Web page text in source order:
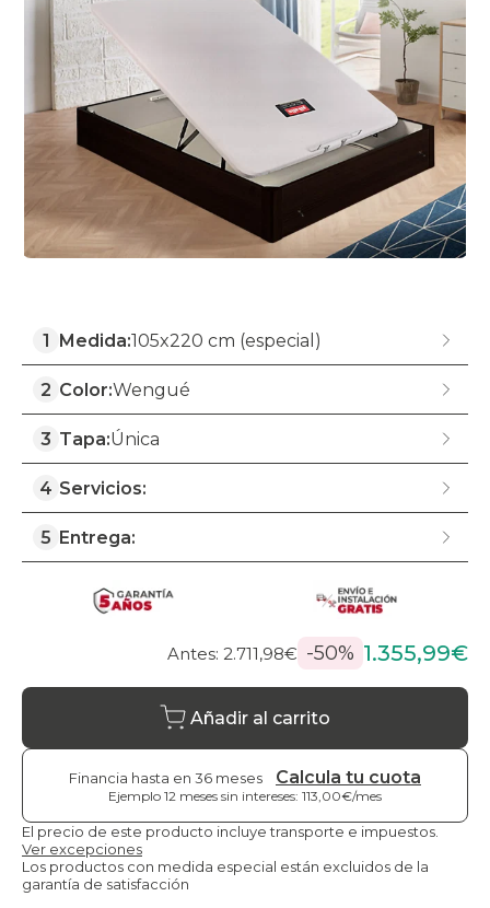
1 Medida:105x220 cm (especial)
2 Color:Wengué
3 Tapa:Única
4 Servicios:
5 Entrega:
Antes: 2.711,98€ -50% 1.355,99€
Añadir al carrito
Financia hasta en 36 meses Calcula tu cuota
Ejemplo 12 meses sin intereses: 113,00€/mes
El precio de este producto incluye transporte e impuestos.
Ver excepciones
Los productos con medida especial están excluidos de la
garantía de satisfacción